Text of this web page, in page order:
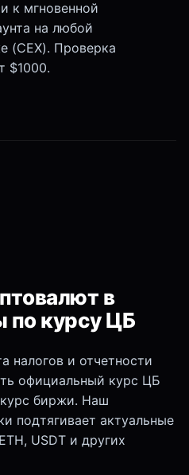
к мгновенной
на любой
(CEX). Проверка
$1000.
в
по курсу ЦБ
налогов и отчетности
официальный курс ЦБ
биржи. Наш
подтягивает актуальные
USDT и других